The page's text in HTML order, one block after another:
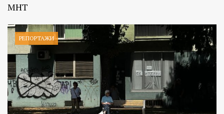
МНТ
РЕПОРТАЖИ